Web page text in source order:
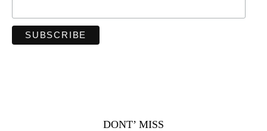
DONT’ MISS